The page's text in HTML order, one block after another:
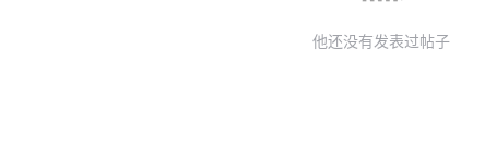
他还没有发表过帖子